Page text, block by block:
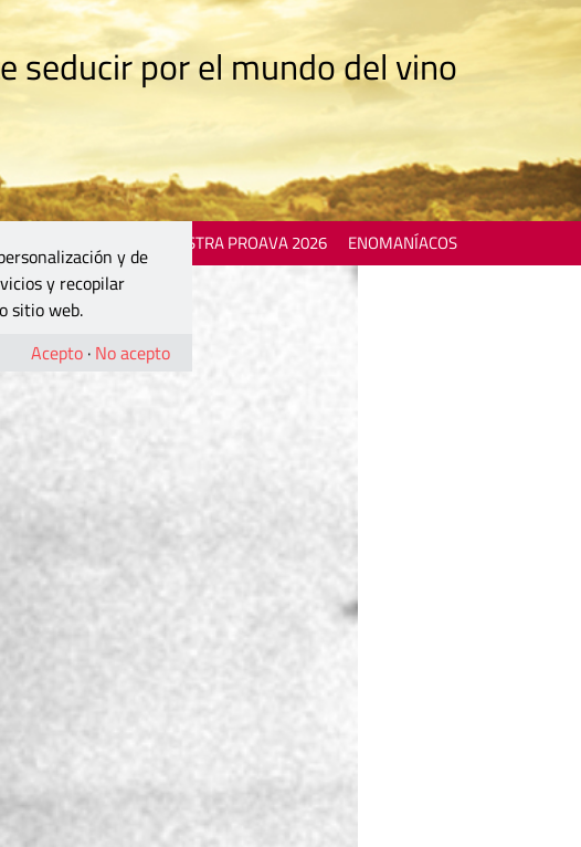
seducir por el mundo del vino
MOSTRA PROAVA 2026 ENOMANÍACOS
y de
y recopilar
sitio web.
Acepto · No acepto